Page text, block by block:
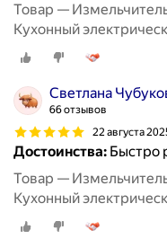
Товар —
Кухонный
Светлана
66 отзывов
22 августа
Достоинства: Быстро
Товар —
Кухонный